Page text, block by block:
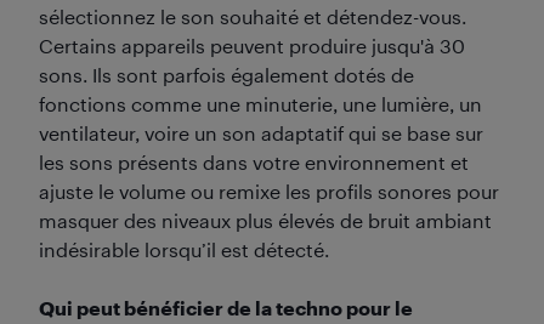
sélectionnez le son souhaité et détendez-vous.
Certains appareils peuvent produire jusqu'à 30
sons. Ils sont parfois également dotés de
fonctions comme une minuterie, une lumière, un
ventilateur, voire un son adaptatif qui se base sur
les sons présents dans votre environnement et
ajuste le volume ou remixe les profils sonores pour
masquer des niveaux plus élevés de bruit ambiant
indésirable lorsqu’il est détecté.
Qui peut bénéficier de la techno pour le